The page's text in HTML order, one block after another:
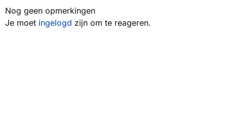
Nog geen opmerkingen
Je moet ingelogd zijn om te reageren.